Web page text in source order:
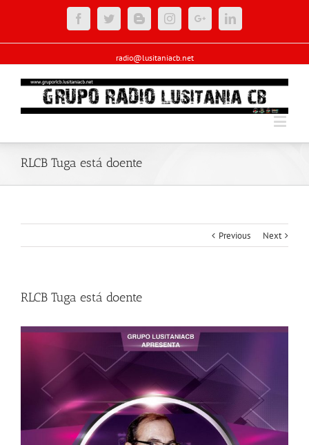
FacebookTwitterBloggerInstagramGoogle+Linkedin
radio@lusitaniacb.net
RLCB Tuga está doente
Previous Next
RLCB Tuga está doente